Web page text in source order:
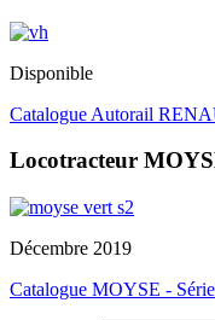
Disponible
Catalogue Autorail
Locotracteur
Décembre 2019
Catalogue MOYSE -